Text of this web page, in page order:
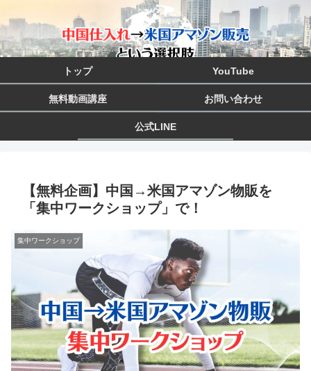
トップ YouTube
無料動画講座 お問い合わせ
公式LINE
【無料企画】中国→米国アマゾン物販を
「集中ワークショップ」で！
集中ワークショップ